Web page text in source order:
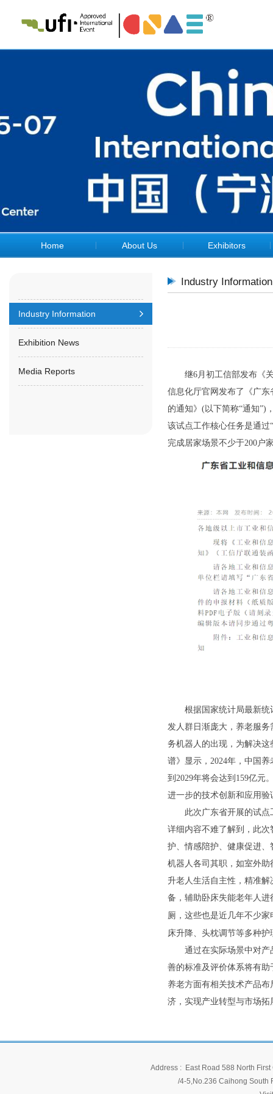
Home About Us Exhibitors
Industry Information
Exhibition News
Media Reports
Industry Information
继6月初工信部发布《关
信息化厅官网发布了《广
的通知》(以下简称“通知”)
该试点工作核心任务是通
完成居家场景不少于200户
根据国家统计局最新统计
发人群日渐庞大，养老服
务机器人的出现，为解决
谱》显示，2024年，中国
到2029年将会达到159亿元
进一步的技术创新和应用验
此次广东省开展的试点工
详细内容不难了解到，此
护、情感陪护、健康促进
机器人各司其职，如室外
升老人生活自主性，精准
备，辅助卧床失能老年人
厕，这些也是近几年不少
床升降、头枕调节等多种
通过在实际场景中对产品
善的标准及评价体系将有
养老方面有相关技术产品
济，实现产业转型与市场拓
Address : East Road 588 North
/4-5,No.236 Caihong South